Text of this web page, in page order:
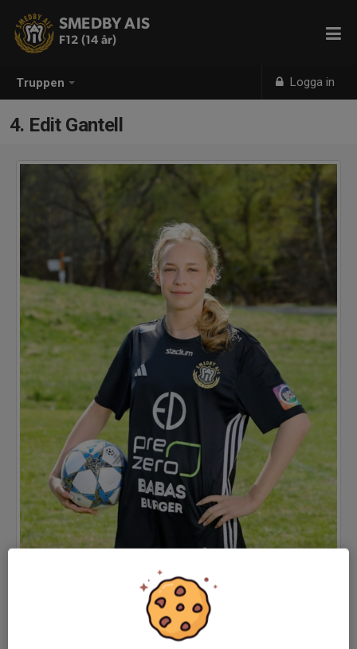
Truppen Logga in
SMEDBY AIS
F12 (14 år)
4. Edit Gantell